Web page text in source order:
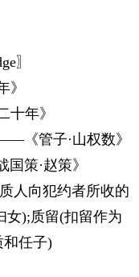
〗
年》
《管子·山权数》
策·赵策》
人向犯约者所收的
女);质留(扣留作为
和任子)